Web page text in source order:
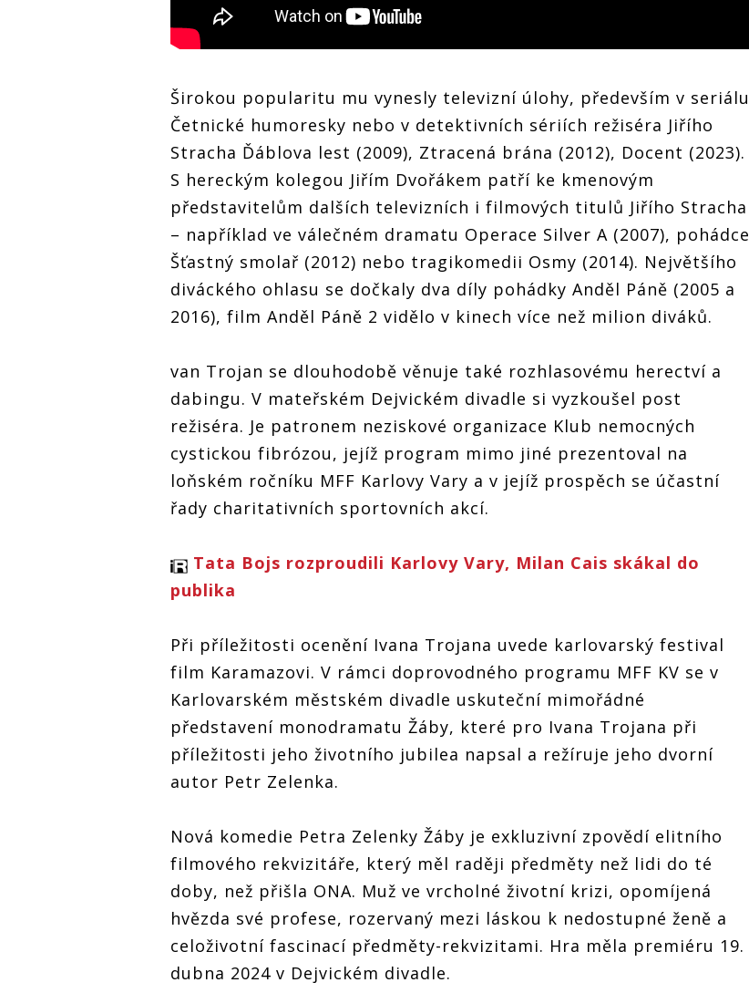
Širokou popularitu mu vynesly televizní úlohy, především v seriálu
Četnické humoresky nebo v detektivních sériích režiséra Jiřího
Stracha Ďáblova lest (2009), Ztracená brána (2012), Docent (2023).
S hereckým kolegou Jiřím Dvořákem patří ke kmenovým
představitelům dalších televizních i filmových titulů Jiřího Stracha
– například ve válečném dramatu Operace Silver A (2007), pohádce
Šťastný smolař (2012) nebo tragikomedii Osmy (2014). Největšího
diváckého ohlasu se dočkaly dva díly pohádky Anděl Páně (2005 a
2016), film Anděl Páně 2 vidělo v kinech více než milion diváků.
van Trojan se dlouhodobě věnuje také rozhlasovému herectví a
dabingu. V mateřském Dejvickém divadle si vyzkoušel post
režiséra. Je patronem neziskové organizace Klub nemocných
cystickou fibrózou, jejíž program mimo jiné prezentoval na
loňském ročníku MFF Karlovy Vary a v jejíž prospěch se účastní
řady charitativních sportovních akcí.
Tata Bojs rozproudili Karlovy Vary, Milan Cais skákal do
publika
Při příležitosti ocenění Ivana Trojana uvede karlovarský festival
film Karamazovi. V rámci doprovodného programu MFF KV se v
Karlovarském městském divadle uskuteční mimořádné
představení monodramatu Žáby, které pro Ivana Trojana při
příležitosti jeho životního jubilea napsal a režíruje jeho dvorní
autor Petr Zelenka.
Nová komedie Petra Zelenky Žáby je exkluzivní zpovědí elitního
filmového rekvizitáře, který měl raději předměty než lidi do té
doby, než přišla ONA. Muž ve vrcholné životní krizi, opomíjená
hvězda své profese, rozervaný mezi láskou k nedostupné ženě a
celoživotní fascinací předměty-rekvizitami. Hra měla premiéru 19.
dubna 2024 v Dejvickém divadle.